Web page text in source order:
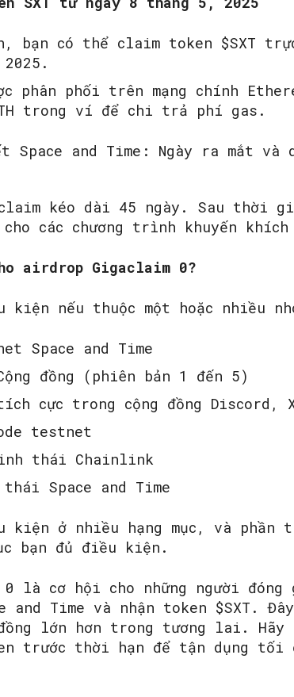
bạn có thể claim token $SXT
phân phối trên mạng chính
trong ví để chi trả phí gas.
kéo dài 45 ngày. Sau thời
các chương trình khuyến
airdrop Gigaclaim 0?
kiện nếu thuộc một hoặc nhiều
Space and Time
đồng (phiên bản 1 đến 5)
cực trong cộng đồng
testnet
thái Chainlink
Space and Time
kiện ở nhiều hạng mục, và phần
bạn đủ điều kiện.
là cơ hội cho những người đóng
Time và nhận token $SXT.
đồng lớn hơn trong tương lai.
trước thời hạn để tận dụng tối